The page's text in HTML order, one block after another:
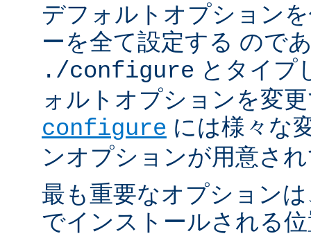
デフォルトオプション
ーを全て設定する ので
./configure とタイプ
ォルトオプションを変
configure には様々な
ンオプションが用意さ
最も重要なオプション
でインストールされる